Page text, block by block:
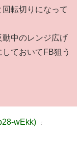
転切りになって
中のレンジ広げ
ておいてFB狙う
wEkk) ：